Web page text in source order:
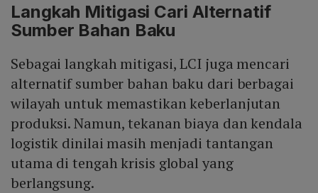
Langkah Mitigasi Cari Alternatif
Sumber Bahan Baku
Sebagai langkah mitigasi, LCI juga mencari
alternatif sumber bahan baku dari berbagai
wilayah untuk memastikan keberlanjutan
produksi. Namun, tekanan biaya dan kendala
logistik dinilai masih menjadi tantangan
utama di tengah krisis global yang
berlangsung.